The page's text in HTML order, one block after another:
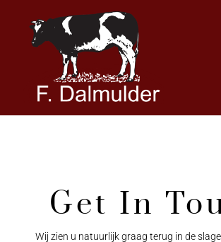
Get In
Wij zien u natuurlijk graag terug in de